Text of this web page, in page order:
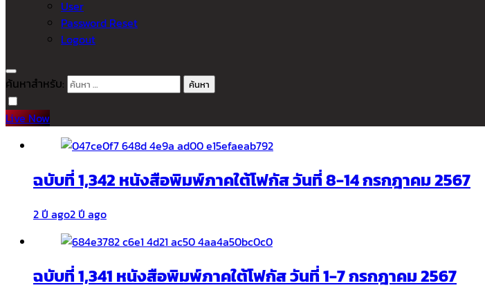
User
Password Reset
Logout
ค้นหาสำหรับ:
Live Now
ฉบับที่ 1,342 หนังสือพิมพ์ภาคใต้โฟกัส วันที่ 8-14 กรกฎาคม 2567
2 ปี ago2 ปี ago
ฉบับที่ 1,341 หนังสือพิมพ์ภาคใต้โฟกัส วันที่ 1-7 กรกฎาคม 2567